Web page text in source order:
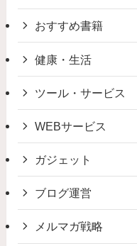
おすすめ書籍
健康・生活
ツール・サービス
WEBサービス
ガジェット
ブログ運営
メルマガ戦略